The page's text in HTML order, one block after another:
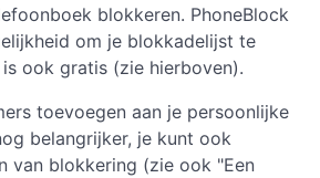
blokkeren. PhoneBlock
om je blokkadelijst te
ook gratis (zie hierboven).
toevoegen aan je persoonlijke
belangrijker, je kunt ook
van blokkering (zie ook "Een